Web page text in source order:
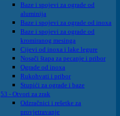
Baze i spojevi za ograde od
aluminija
Baze i spojevi za ograde od inoxa
Baze i spojevi za ograde od
kromiranog mesinga
Cijevi od inoxa i lake legure
Nosači štapa za pecanje i pribor
Ograde od inoxa
Rukohvati i pribor
Stupići za ograde i baze
53 - Otvori za zrak
Odzračnici i rešetke za
provjetravanje